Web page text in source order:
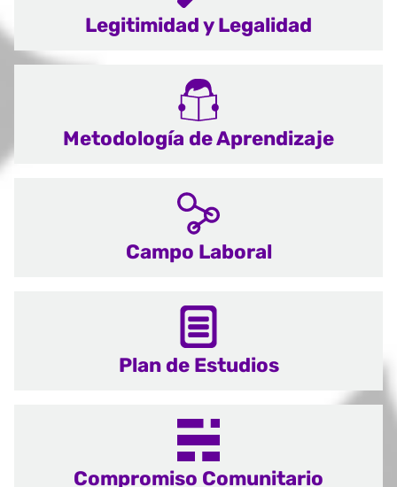
Legitimidad y Legalidad
Metodología de Aprendizaje
Campo Laboral
Plan de Estudios
Compromiso Comunitario